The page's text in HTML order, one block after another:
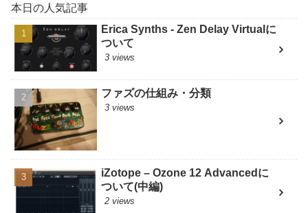
本日の人気記事
Erica Synths - Zen Delay Virtualに
ついて
3 views
ファズの仕組み・分類
3 views
iZotope – Ozone 12 Advancedに
ついて(中編)
2 views